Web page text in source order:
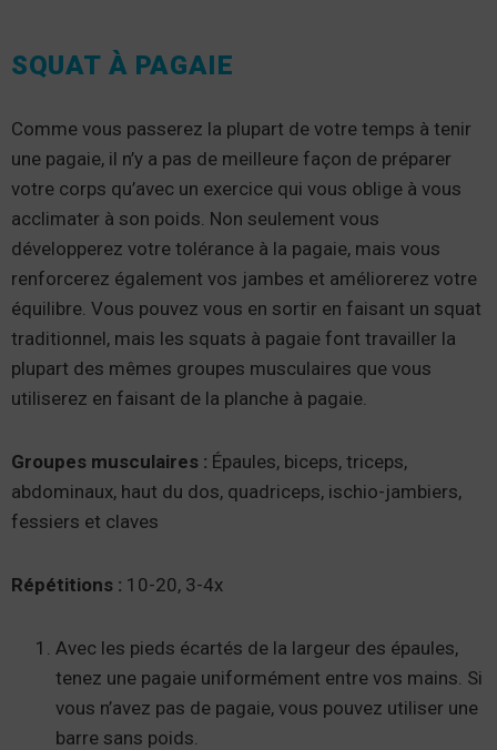
SQUAT À PAGAIE
Comme vous passerez la plupart de votre temps à tenir
une pagaie, il n’y a pas de meilleure façon de préparer
votre corps qu’avec un exercice qui vous oblige à vous
acclimater à son poids. Non seulement vous
développerez votre tolérance à la pagaie, mais vous
renforcerez également vos jambes et améliorerez votre
équilibre. Vous pouvez vous en sortir en faisant un squat
traditionnel, mais les squats à pagaie font travailler la
plupart des mêmes groupes musculaires que vous
utiliserez en faisant de la planche à pagaie.
Groupes musculaires : Épaules, biceps, triceps,
abdominaux, haut du dos, quadriceps, ischio-jambiers,
fessiers et claves
Répétitions : 10-20, 3-4x
Avec les pieds écartés de la largeur des épaules,
tenez une pagaie uniformément entre vos mains. Si
vous n’avez pas de pagaie, vous pouvez utiliser une
barre sans poids.